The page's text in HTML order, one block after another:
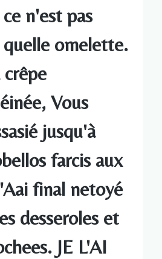
n'est pas
omelette.
crêpe
Vous
jusqu'à
farcis aux
final netoyé
desseroles et
JE L'AI